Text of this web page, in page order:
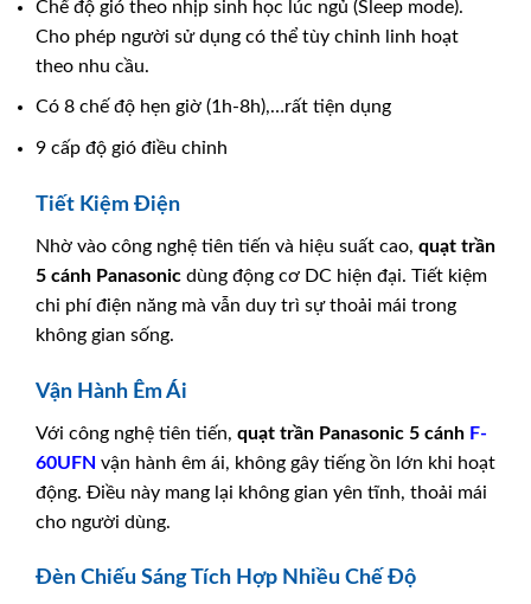
Chế độ gió theo nhịp sinh học lúc ngủ (Sleep mode).
Cho phép người sử dụng có thể tùy chỉnh linh hoạt
theo nhu cầu.
Có 8 chế độ hẹn giờ (1h-8h),…rất tiện dụng
9 cấp độ gió điều chỉnh
Tiết Kiệm Điện
Nhờ vào công nghệ tiên tiến và hiệu suất cao, quạt trần
5 cánh Panasonic dùng động cơ DC hiện đại. Tiết kiệm
chi phí điện năng mà vẫn duy trì sự thoải mái trong
không gian sống.
Vận Hành Êm Ái
Với công nghệ tiên tiến, quạt trần Panasonic 5 cánh F-
60UFN vận hành êm ái, không gây tiếng ồn lớn khi hoạt
động. Điều này mang lại không gian yên tĩnh, thoải mái
cho người dùng.
Đèn Chiếu Sáng Tích Hợp Nhiều Chế Độ